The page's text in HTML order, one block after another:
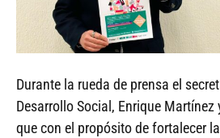
Durante la rueda de prensa el
Desarrollo Social, Enrique
que con el propósito de fortalecer